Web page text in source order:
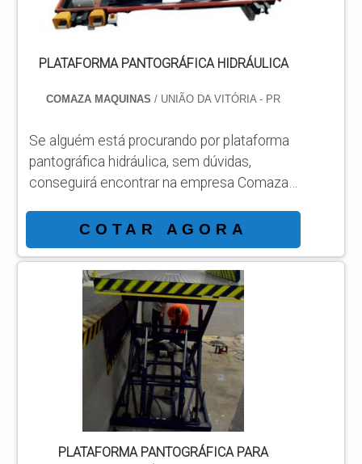
articulada em forma de tesour...
PLATAFORMA PANTOGRÁFICA HIDRÁULICA
COMAZA MAQUINAS/ UNIÃO DA VITÓRIA - PR
Se alguém está procurando por plataforma
pantográfica hidráulica, sem dúvidas,
conseguirá encontrar na empresa Comaza.
organização do ramo e achando a
sofisticação, qualidade e preço justo em
um só lugar. Quando o interesse é por
plataforma pantográfica hidráulica, com a
Comaza encontramos ótima qualidade com
comprometimento com os resultados dos
clientes.UM POUCO MAIS SOBRE
PLATAFORMA PANTOGRÁFICA HIDR...
COTAR AGORA
PLATAFORMA PANTOGRÁFICA PARA